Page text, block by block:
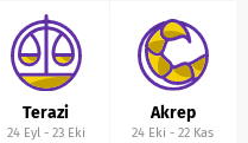
Terazi
24 Eyl- 23 Eki
Akrep
24 Eki -22 Kas